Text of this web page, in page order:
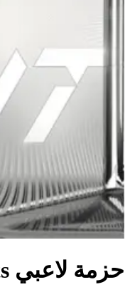
حزمة لاعبي Tots الأمثل بحد 92